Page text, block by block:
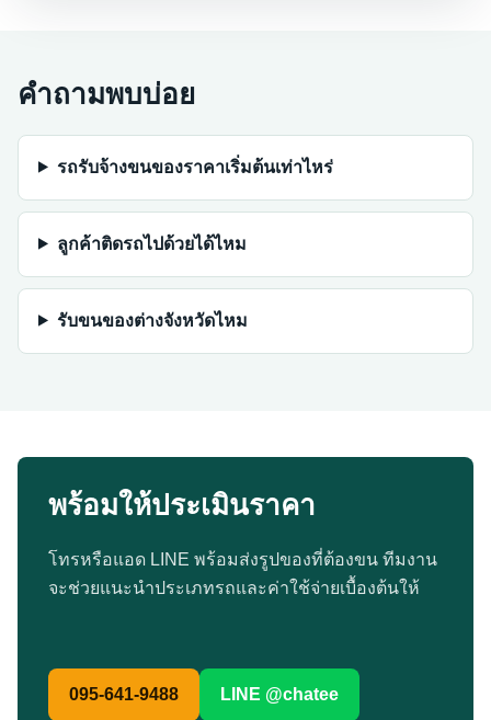
คำถามพบบ่อย
รถรับจ้างขนของราคาเริ่มต้นเท่าไหร่
ลูกค้าติดรถไปด้วยได้ไหม
รับขนของต่างจังหวัดไหม
พร้อมให้ประเมินราคา
โทรหรือแอด LINE พร้อมส่งรูปของที่ต้องขน ทีมงาน
จะช่วยแนะนำประเภทรถและค่าใช้จ่ายเบื้องต้นให้
095-641-9488 LINE @chatee